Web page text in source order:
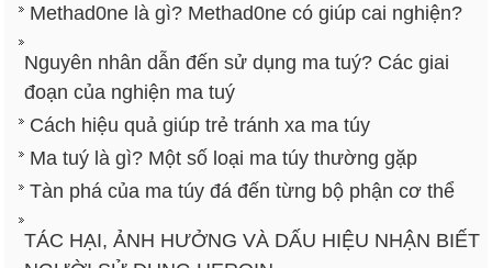
Methad0ne là gì? Methad0ne có giúp cai nghiện?
Nguyên nhân dẫn đến sử dụng ma tuý? Các giai
đoạn của nghiện ma tuý
Cách hiệu quả giúp trẻ tránh xa ma túy
Ma tuý là gì? Một số loại ma túy thường gặp
Tàn phá của ma túy đá đến từng bộ phận cơ thể
TÁC HẠI, ẢNH HƯỞNG VÀ DẤU HIỆU NHẬN BIẾT